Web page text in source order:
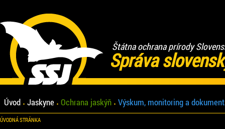
Štátna ochrana prírody
Správa
Úvod Jaskyne Ochrana jaskýň Výskum, monitoring a
ÚVODNÁ STRÁNKA